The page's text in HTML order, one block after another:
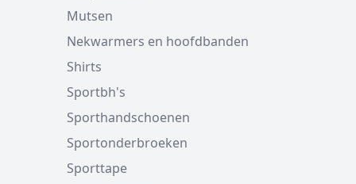
Mutsen
Nekwarmers en hoofdbanden
Shirts
Sportbh's
Sporthandschoenen
Sportonderbroeken
Sporttape